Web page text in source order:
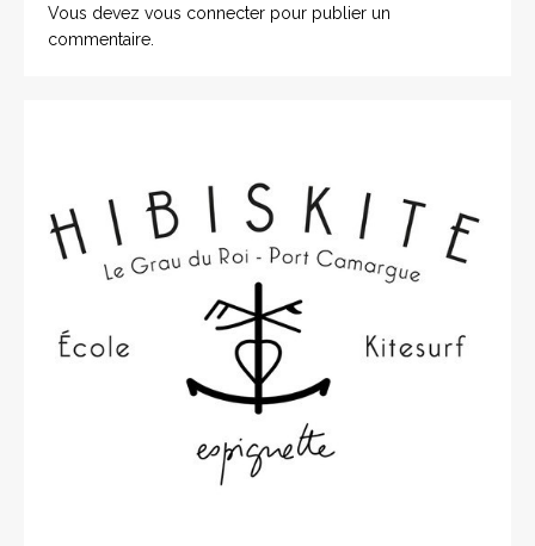
Vous devez vous connecter pour publier un
commentaire.